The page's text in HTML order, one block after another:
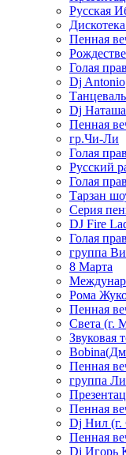
Русская
Пенная
Голая
Dj Antonio
Dj
Пенная
гр.Чи-Ли
Голая
Русский
Голая
Тарзан
Серия
DJ Fire
Голая
группа
8 Марта
Рома
Пенная
Света (г.
Звуковая
Пенная
группа
Пенная
Dj Нил (г.
Пенная
Dj Игорь